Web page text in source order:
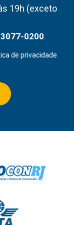
19h (exceto
0200.
de privacidade